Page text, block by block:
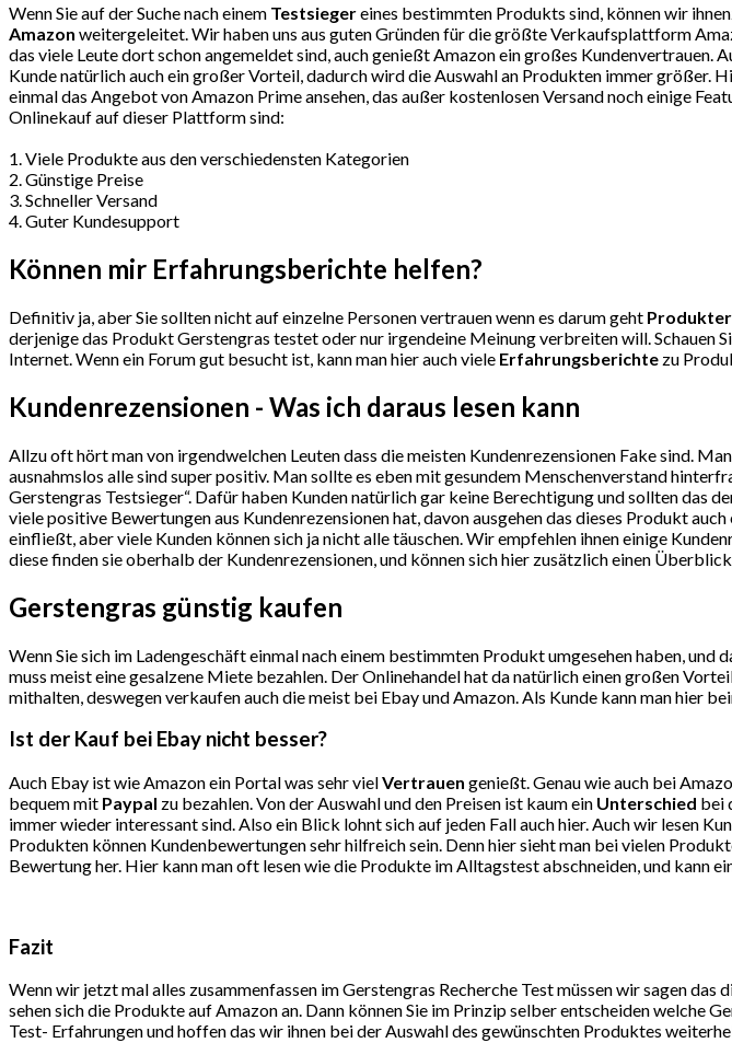
Wenn Sie auf der Suche nach einem Testsiegereines bestimmten Produkts sind, können wir
Amazon weitergeleitet. Wir haben uns aus guten Gründen für die größte Verkaufsplattform
das viele Leute dort schon angemeldet sind, auch genießt Amazon ein großes
Kunde natürlich auch ein großer Vorteil, dadurch wird die Auswahl an Produkten immer größer.
einmal das Angebot von Amazon Prime ansehen, das außer kostenlosen Versand noch einige
Onlinekauf auf dieser Plattform sind:
1. Viele Produkte aus den verschiedensten Kategorien
2. Günstige Preise
3. Schneller Versand
4. Guter Kundesupport
Können mir Erfahrungsberichte helfen?
Definitiv ja, aber Sie sollten nicht auf einzelne Personen vertrauen wenn es darum geht
derjenige das Produkt Gerstengras testet oder nur irgendeine Meinung verbreiten will. Schauen
Internet. Wenn ein Forum gut besucht ist, kann man hier auch viele Erfahrungsberichte zu
Kundenrezensionen - Was ich daraus lesen kann
Allzu oft hört man von irgendwelchen Leuten dass die meisten Kundenrezensionen Fake sind.
ausnahmslos alle sind super positiv. Man sollte es eben mit gesundem Menschenverstand
Gerstengras Testsieger“. Dafür haben Kunden natürlich gar keine Berechtigung und sollten das
viele positive Bewertungen aus Kundenrezensionen hat, davon ausgehen das dieses Produkt
einfließt, aber viele Kunden können sich ja nicht alle täuschen. Wir empfehlen ihnen einige
diese finden sie oberhalb der Kundenrezensionen, und können sich hier zusätzlich einen
Gerstengras günstig kaufen
Wenn Sie sich im Ladengeschäft einmal nach einem bestimmten Produkt umgesehen haben,
muss meist eine gesalzene Miete bezahlen. Der Onlinehandel hat da natürlich einen großen
mithalten, deswegen verkaufen auch die meist bei Ebay und Amazon. Als Kunde kann man hier
Ist der Kauf bei Ebay nicht besser?
Auch Ebay ist wie Amazon ein Portal was sehr vielVertrauen genießt. Genau wie auch bei
bequem mit Paypal zu bezahlen. Von der Auswahl und den Preisen ist kaum ein Unterschied bei
immer wieder interessant sind. Also ein Blick lohnt sich auf jeden Fall auch hier. Auch wir lesen
Produkten können Kundenbewertungen sehr hilfreich sein. Denn hier sieht man bei vielen
Bewertung her. Hier kann man oft lesen wie die Produkte im Alltagstest abschneiden, und kann
Fazit
Wenn wir jetzt mal alles zusammenfassen im Gerstengras Recherche Test müssen wir sagen
sehen sich die Produkte auf Amazon an. Dann können Sie im Prinzip selber entscheiden welche
Test- Erfahrungen und hoffen das wir ihnen bei der Auswahl des gewünschten Produktes